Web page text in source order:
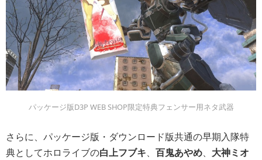
パッケージ版D3P WEB SHOP限定特典フェンサー用ネタ武器
さらに、パッケージ版・ダウンロード版共通の早期入隊特
典としてホロライブの白上フブキ、 百鬼あやめ、 大神ミオ